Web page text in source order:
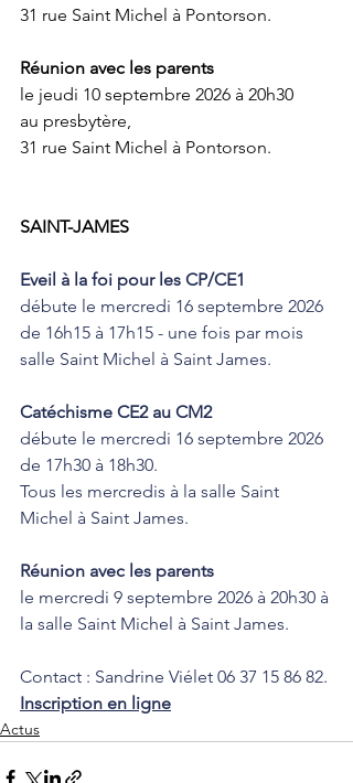
31 rue Saint Michel à Pontorson.
Réunion avec les parents
le jeudi 10 septembre 2026 à 20h30
au presbytère,
31 rue Saint Michel à Pontorson.
SAINT-JAMES
Eveil à la foi pour les CP/CE1
débute le mercredi 16 septembre 2026
de 16h15 à 17h15 - une fois par mois
salle Saint Michel à Saint James.
Catéchisme CE2 au CM2
débute le mercredi 16 septembre 2026
de 17h30 à 18h30.
Tous les mercredis à la salle Saint
Michel à Saint James.
Réunion avec les parents
le mercredi 9 septembre 2026 à 20h30 à
la salle Saint Michel à Saint James.
Contact : Sandrine Viélet 06 37 15 86 82.
Inscription en ligne
Actus